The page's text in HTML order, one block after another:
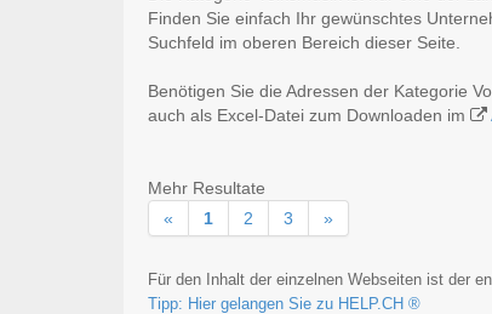
Finden Sie einfach Ihr gewünschtes
Suchfeld im oberen Bereich dieser Seite.
Benötigen Sie die Adressen der Kategorie
auch als Excel-Datei zum Downloaden im
Mehr Resultate
«
1 2 3 »
Für den Inhalt der einzelnen Webseiten ist der
Tipp: Hier gelangen Sie zu HELP.CH ®